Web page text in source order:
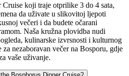
koji traje otprilike 3 do 4 sata,
da uživate u slikovitoj ljepoti
večeri i da budete očarani
Naša kružna plovidba nudi
kulinarske izvrsnosti i kulturnog
nezaboravan večer na Bosporu, gdje
vaše uživanje.